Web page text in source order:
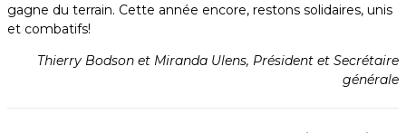
gagne du terrain. Cette année encore, restons solidaires, unis
et combatifs!
Thierry Bodson et Miranda Ulens, Président et Secrétaire
générale